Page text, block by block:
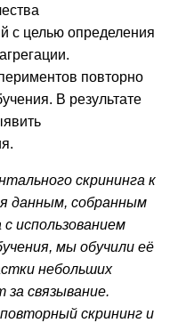
с целью определения
повторно
В результате
скрининга к
данным, собранным
с использованием
мы обучили её
небольших
связывание.
скрининг и